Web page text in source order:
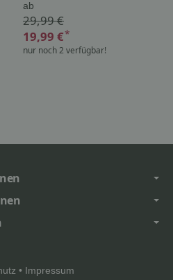
ab
29,99 €
19,99 €*
nur noch 2 verfügbar!
• Impressum